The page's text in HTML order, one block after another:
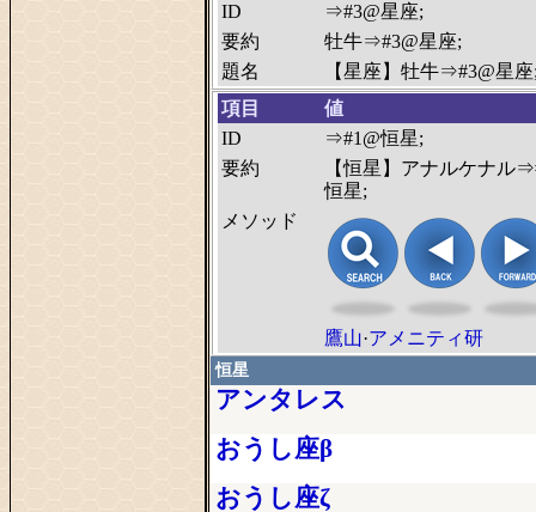
ID
⇒#3@星座;
要約
牡牛⇒#3@星座;
題名
【星座】牡牛⇒#3@星
項目
値
ID
⇒#1@恒星;
要約
【恒星】アナルケナル
恒星;
メソッド
鷹山·アメニティ研
恒星
アンタレス
おうし座β
おうし座ζ